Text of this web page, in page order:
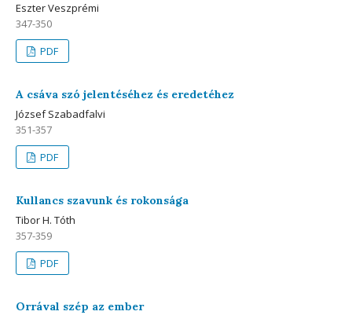
Eszter Veszprémi
347-350
PDF
A csáva szó jelentéséhez és eredetéhez
József Szabadfalvi
351-357
PDF
Kullancs szavunk és rokonsága
Tibor H. Tóth
357-359
PDF
Orrával szép az ember